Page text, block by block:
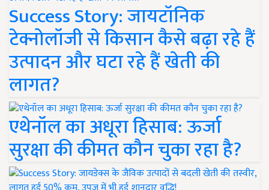
Success Story: जायटॉनिक
टेक्नोलॉजी से किसान कैसे बढ़ा रहे हैं
उत्पादन और घटा रहे हैं खेती की
लागत?
एथेनॉल का अधूरा हिसाब: ऊर्जा
सुरक्षा की कीमत कौन चुका रहा है?